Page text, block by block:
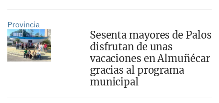
Provincia
Sesenta mayores de Palos
disfrutan de unas
vacaciones en Almuñécar
gracias al programa
municipal